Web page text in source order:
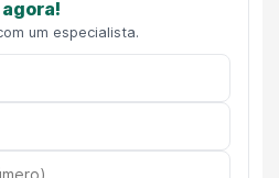
um especialista.